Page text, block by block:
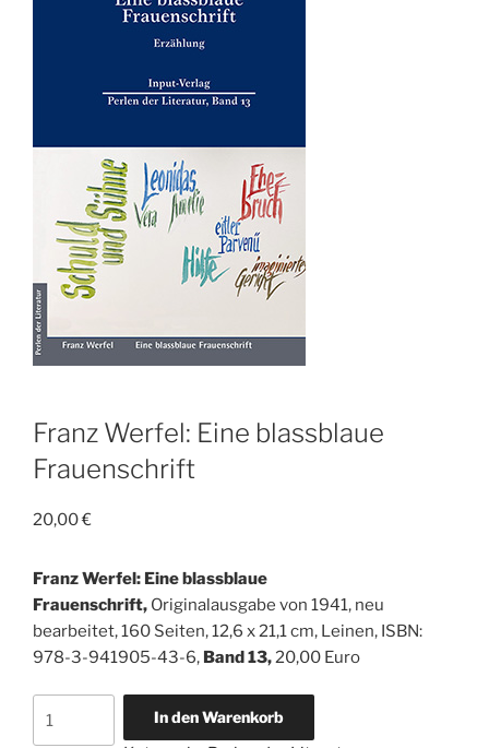
Franz Werfel: Eine blassblaue
Frauenschrift
20,00€
Franz Werfel: Eine blassblaue
Frauenschrift, Originalausgabe von 1941, neu
bearbeitet, 160 Seiten, 12,6 x 21,1 cm, Leinen, ISBN:
978-3-941905-43-6, Band 13,20,00 Euro
Werfel:
In den Warenkorb